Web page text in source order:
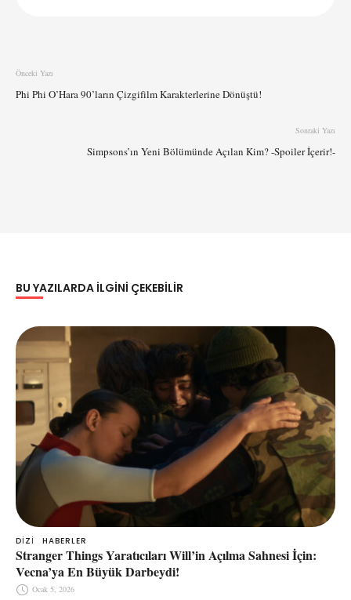
Önceki Yazı
Phi Phi O’Hara 90’ların Çizgifilm Karakterlerine Dönüştü!
Sonraki Yazı
Simpsons’ın Yeni Bölümünde Açılan Kim? -Spoiler İçerir!-
BU YAZILARDA ILGINI ÇEKEBILIR
DIZI HABERLER
Stranger Things Yaratıcıları Will’in Açılma Sahnesi İçin:
Vecna’ya En Büyük Darbeydi!
Ocak 5, 2026